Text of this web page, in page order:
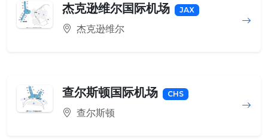
杰克逊维尔国际机场 JAX
杰克逊维尔
查尔斯顿国际机场 CHS
查尔斯顿